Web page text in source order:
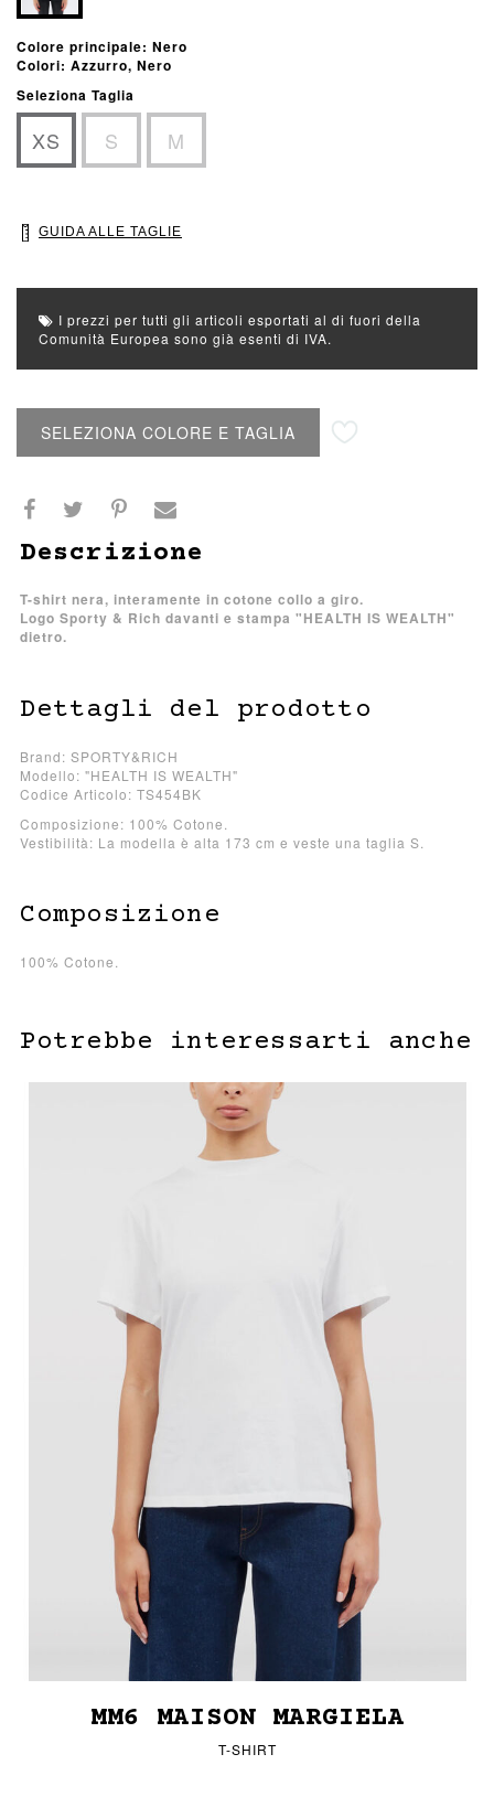
Colore principale: Nero
Colori: Azzurro, Nero
Seleziona Taglia
XS S M
GUIDA ALLE TAGLIE
I prezzi per tutti gli articoli esportati al di fuori della
Comunità Europea sono già esenti di IVA.
SELEZIONA COLORE E TAGLIA
Descrizione
T-shirt nera, interamente in cotone collo a giro.
Logo Sporty & Rich davanti e stampa "HEALTH IS WEALTH"
dietro.
Dettagli del prodotto
Brand: SPORTY&RICH
Modello: "HEALTH IS WEALTH"
Codice Articolo: TS454BK
Composizione: 100% Cotone.
Vestibilità: La modella è alta 173 cm e veste una taglia S.
Composizione
100% Cotone.
Potrebbe interessarti anche
MM6 MAISON MARGIELA
T-SHIRT